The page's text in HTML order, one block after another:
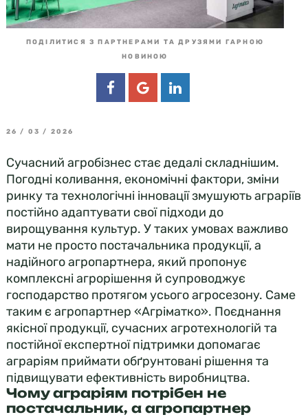
ПОДІЛИТИСЯ З ПАРТНЕРАМИ ТА ДРУЗЯМИ ГАРНОЮ
НОВИНОЮ
26 / 03 / 2026
Сучасний агробізнес стає дедалі складнішим.
Погодні коливання, економічні фактори, зміни
ринку та технологічні інновації змушують аграріїв
постійно адаптувати свої підходи до
вирощування культур. У таких умовах важливо
мати не просто постачальника продукції, а
надійного агропартнера, який пропонує
комплексні агрорішення й супроводжує
господарство протягом усього агросезону. Саме
таким є агропартнер «Агріматко». Поєднання
якісної продукції, сучасних агротехнологій та
постійної експертної підтримки допомагає
аграріям приймати обґрунтовані рішення та
підвищувати ефективність виробництва.
Чому аграріям потрібен не
постачальник, а агропартнер